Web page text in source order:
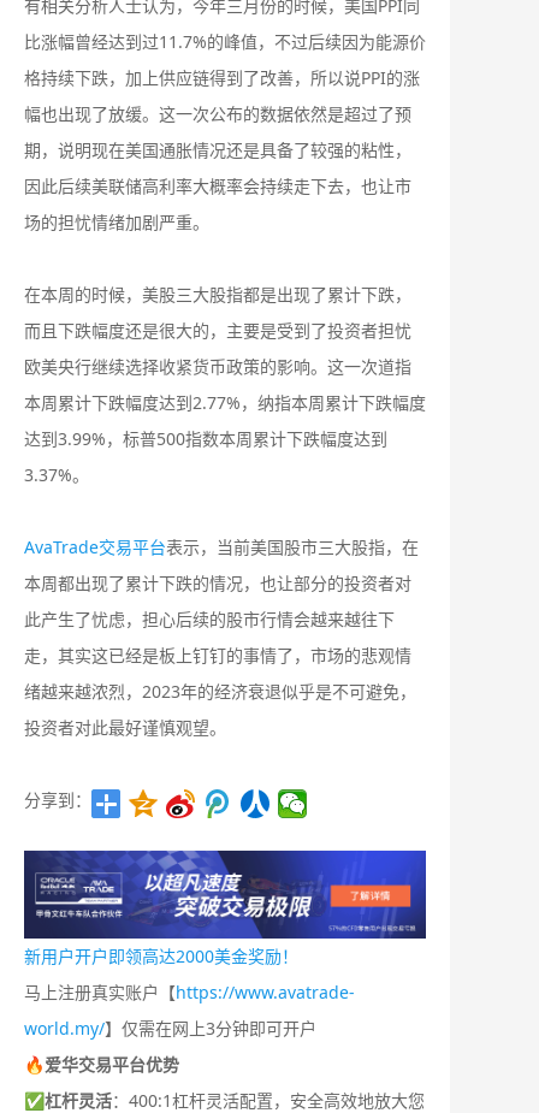
有相关分析人士认为，今年三月份的时候，美国PPI同
比涨幅曾经达到过11.7%的峰值，不过后续因为能源价
格持续下跌，加上供应链得到了改善，所以说PPI的涨
幅也出现了放缓。这一次公布的数据依然是超过了预
期，说明现在美国通胀情况还是具备了较强的粘性，
因此后续美联储高利率大概率会持续走下去，也让市
场的担忧情绪加剧严重。
在本周的时候，美股三大股指都是出现了累计下跌，
而且下跌幅度还是很大的，主要是受到了投资者担忧
欧美央行继续选择收紧货币政策的影响。这一次道指
本周累计下跌幅度达到2.77%，纳指本周累计下跌幅度
达到3.99%，标普500指数本周累计下跌幅度达到
3.37%。
AvaTrade交易平台表示，当前美国股市三大股指，在
本周都出现了累计下跌的情况，也让部分的投资者对
此产生了忧虑，担心后续的股市行情会越来越往下
走，其实这已经是板上钉钉的事情了，市场的悲观情
绪越来越浓烈，2023年的经济衰退似乎是不可避免，
投资者对此最好谨慎观望。
分享到：
新用户开户即领高达2000美金奖励！
马上注册真实账户【https://www.avatrade-
world.my/】仅需在网上3分钟即可开户
🔥爱华交易平台优势
✅杠杆灵活：400:1杠杆灵活配置，安全高效地放大您